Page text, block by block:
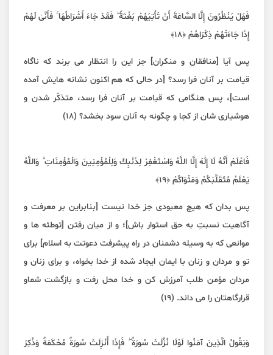
فَهَلْ يَنْظُرُونَ إِلَّا السَّاعَةَ أَنْ تَأْتِيَهُمْ بَغْتَةً ۖ فَقَدْ جَاءَ أَشْرَاطُهَا ۚ فَأَنَّىٰ لَهُمْ
إِذَا جَاءَتْهُمْ ذِكْرَاهُمْ ﴿١٨﴾
پس آیا [منافقان و منکران] جز این را انتظار می برند که ناگاه
قیامت بر آنان فرا رسد؟ [در حالی که هم اکنون نشانه هایش آمده
است]، پس هنگامی که قیامت بر آنان فرا رسد، متذکّر شدن و
هوشیاری شان از کجا و چگونه به آنان سود بخشد؟ (۱۸)
فَاعْلَمْ أَنَّهُ لَا إِلَٰهَ إِلَّا اللَّهُ وَاسْتَغْفِرْ لِذَنْبِكَ وَلِلْمُؤْمِنِينَ وَالْمُؤْمِنَاتِ ۗ وَاللَّهُ
يَعْلَمُ مُتَقَلَّبَكُمْ وَمَثْوَاكُمْ ﴿١٩﴾
پس بدان که هیچ معبودی جز خدا نیست [بنابراین بر معرفت و
آگاهیت نسبتِ به حق استوار باش]؛ و از میان رفتن [توطئه ها و
موانعی که به وسیله دشمنان در راه پیشرفت دعوتت به اسلام] برای
تو و مردان و زنان با ایمان ایجاد شده از خدا بخواه، و برای زنان و
مردان مؤمن طلب آمرزش کن و خدا محل رفت و بازگشت شماو
قرارگاهتان را می داند. (۱۹)
وَيَقُولُ الَّذِينَ آمَنُوا لَوْلَا نُزِّلَتْ سُورَةٌ ۖ فَإِذَا أُنْزِلَتْ سُورَةٌ مُحْكَمَةٌ وَذُكِرَ